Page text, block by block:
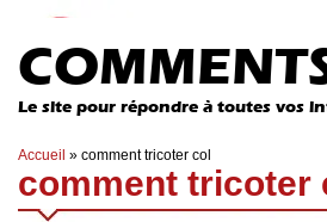
Le site pour répondre à toutes vos
Accueil » comment tricoter col
comment tricoter